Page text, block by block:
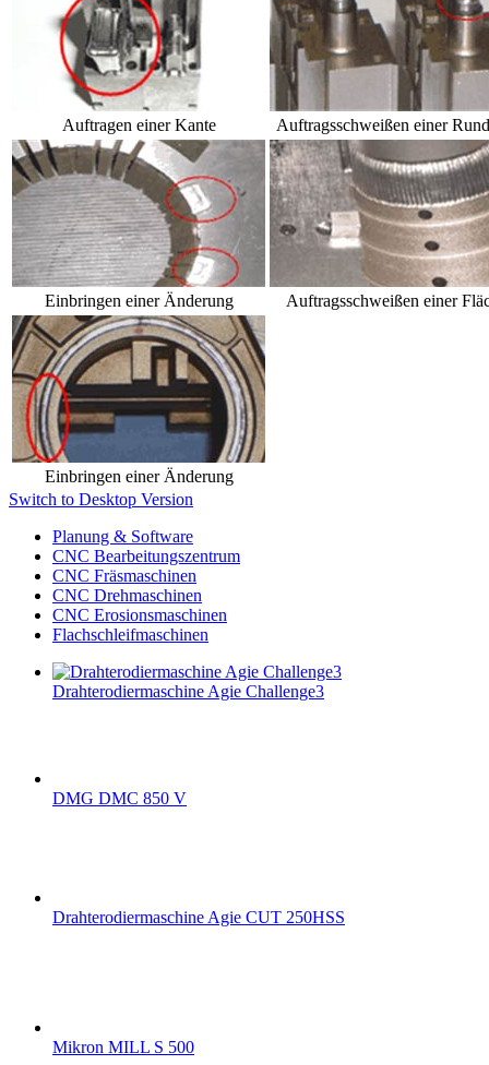
Auftragen einer Kante Auftragsschweißen einer
Einbringen einer Änderung Auftragsschweißen einer
Einbringen einer Änderung
Switch to Desktop Version
Planung & Software
CNC Bearbeitungszentrum
CNC Fräsmaschinen
CNC Drehmaschinen
CNC Erosionsmaschinen
Flachschleifmaschinen
Drahterodiermaschine Agie Challenge3
DMG DMC 850 V
Drahterodiermaschine Agie CUT 250HSS
Mikron MILL S 500